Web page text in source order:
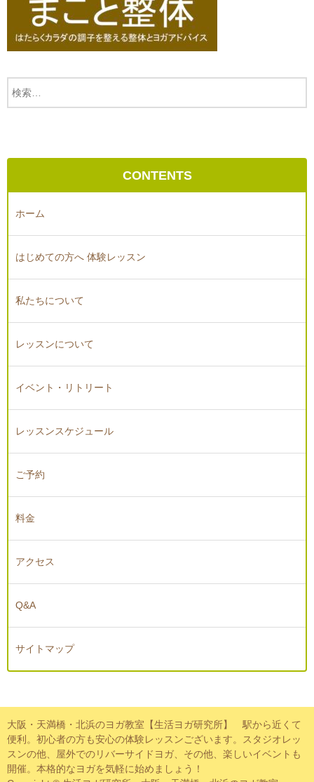
CONTENTS
ホーム
はじめての方へ 体験レッスン
私たちについて
レッスンについて
イベント・リトリート
レッスンスケジュール
ご予約
料金
アクセス
Q&A
サイトマップ
大阪・天満橋・北浜のヨガ教室【生活ヨガ研究所】 駅から近くて
便利。初心者の方も安心の体験レッスンございます。スタジオレッ
スンの他、屋外でのリバーサイドヨガ、その他、楽しいイベントも
開催。本格的なヨガを気軽に始めましょう！